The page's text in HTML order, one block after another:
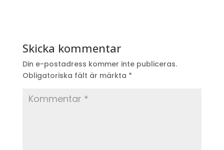
Skicka kommentar
Din e-postadress kommer inte publiceras.
Obligatoriska fält är märkta *